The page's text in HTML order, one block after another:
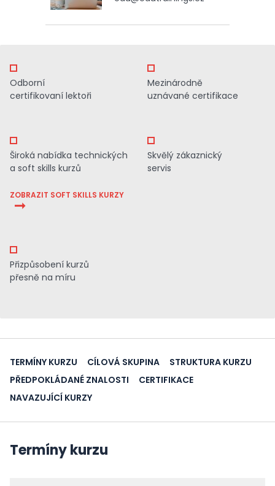
Odborní
certifikovaní lektoři
Mezinárodně
uznávané certifikace
Široká nabídka technických
a soft skills kurzů
ZOBRAZIT SOFT SKILLS KURZY
Skvělý zákaznický
servis
Přizpůsobení kurzů
přesně na míru
TERMÍNY KURZU CÍLOVÁ SKUPINA
STRUKTURA KURZU
PŘEDPOKLÁDANÉ ZNALOSTI
CERTIFIKACE
NAVAZUJÍCÍ KURZY
Termíny kurzu